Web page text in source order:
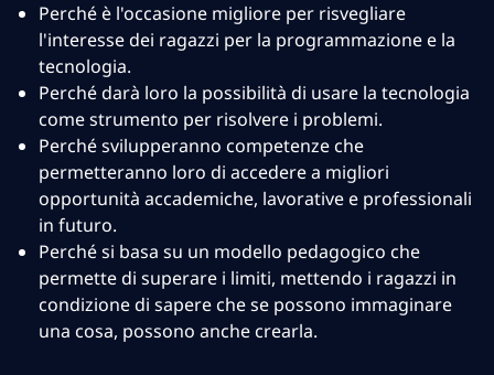
Perché è l'occasione migliore per risvegliare
l'interesse dei ragazzi per la programmazione e la
tecnologia.
Perché darà loro la possibilità di usare la tecnologia
come strumento per risolvere i problemi.
Perché svilupperanno competenze che
permetteranno loro di accedere a migliori
opportunità accademiche, lavorative e professionali
in futuro.
Perché si basa su un modello pedagogico che
permette di superare i limiti, mettendo i ragazzi in
condizione di sapere che se possono immaginare
una cosa, possono anche crearla.